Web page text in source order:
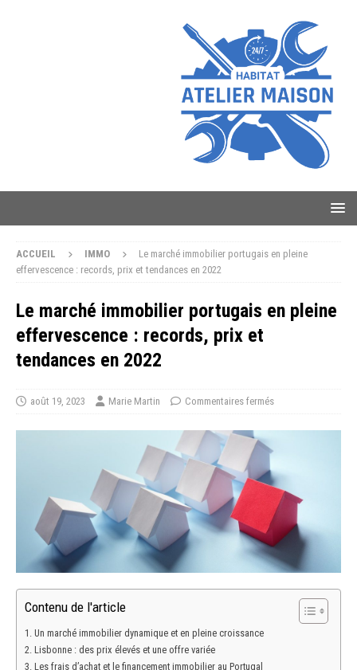
ACCUEIL IMMO
Le marché immobilier portugais en pleine
effervescence : records, prix et tendances en 2022
Le marché immobilier portugais en pleine
effervescence : records, prix et
tendances en 2022
août 19, 2023 Marie Martin Commentaires fermés
Contenu de l'article
Un marché immobilier dynamique et en pleine croissance
Lisbonne : des prix élevés et une offre variée
Les frais d’achat et le financement immobilier au Portugal